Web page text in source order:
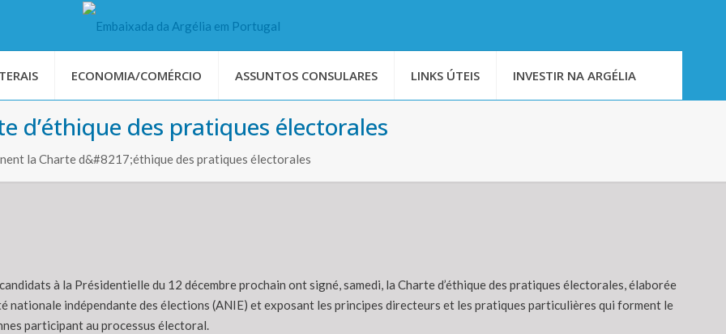
ECONOMIA/COMÉRCIO ASSUNTOS CONSULARES LINKS ÚTEIS INVESTIR NA ARGÉLIA
d’éthique des pratiques électorales
la Charte d&#8217;éthique des pratiques électorales
à la Présidentielle du 12 décembre prochain ont signé, samedi, la Charte d’éthique des pratiques électorales, élaborée
nationale indépendante des élections (ANIE) et exposant les principes directeurs et les pratiques particulières qui forment le
participant au processus électoral.